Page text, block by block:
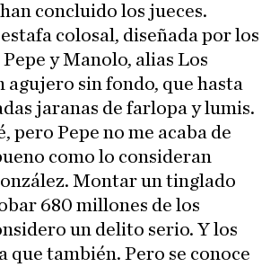
concluido los jueces.
colosal, diseñada por los
y Manolo, alias Los
agujero sin fondo, que hasta
jaranas de farlopa y lumis.
pero Pepe no me acaba de
como lo consideran
Montar un tinglado
680 millones de los
un delito serio. Y los
que también. Pero se conoce